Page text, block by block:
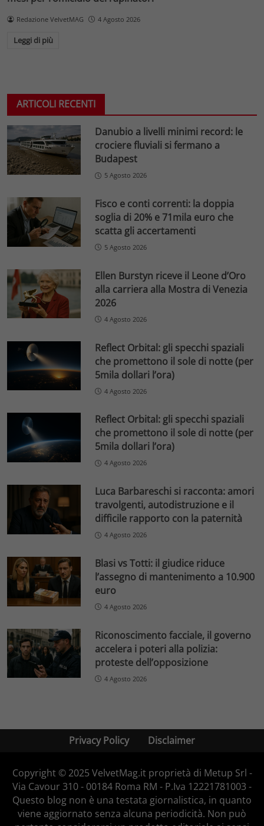
Redazione VelvetMAG 4 Agosto 2026
Leggi di più
ARTICOLI RECENTI
Danubio a livelli minimi record: le
crociere fluviali si fermano a
Budapest
5 Agosto 2026
Fisco e conti correnti: la doppia
soglia di 20% e 71mila euro che
scatta gli accertamenti
5 Agosto 2026
Ellen Burstyn riceve il Leone d’Oro
alla carriera alla Mostra di Venezia
2026
4 Agosto 2026
Reflect Orbital: gli specchi spaziali
che promettono il sole di notte (per
5mila dollari l’ora)
4 Agosto 2026
Reflect Orbital: gli specchi spaziali
che promettono il sole di notte (per
5mila dollari l’ora)
4 Agosto 2026
Luca Barbareschi si racconta: amori
travolgenti, autodistruzione e il
difficile rapporto con la paternità
4 Agosto 2026
Blasi vs Totti: il giudice riduce
l’assegno di mantenimento a 10.900
euro
4 Agosto 2026
Riconoscimento facciale, il governo
accelera i poteri alla polizia:
proteste dell’opposizione
4 Agosto 2026
Privacy Policy Disclaimer
Copyright © 2025 VelvetMag.it proprietà di Metup Srl -
Via Cavour 310 - 00184 Roma RM - P.Iva 12221781003 -
Questo blog non è una testata giornalistica, in quanto
viene aggiornato senza alcuna periodicità. Non può